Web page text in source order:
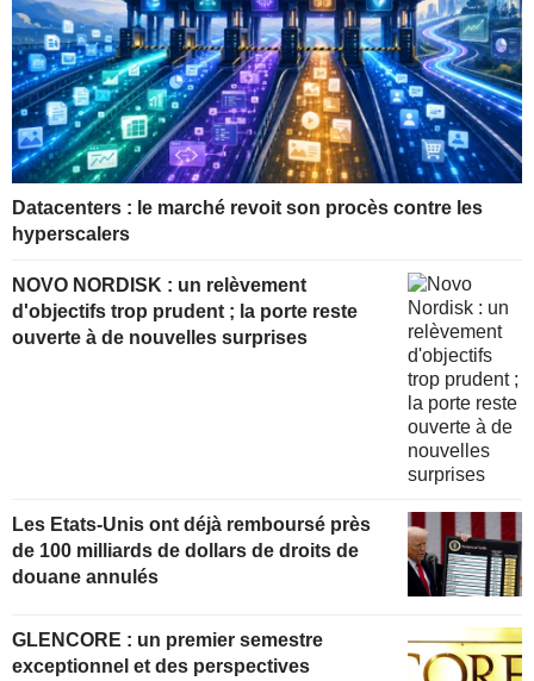
Datacenters : le marché revoit son procès contre les
hyperscalers
NOVO NORDISK : un relèvement
d'objectifs trop prudent ; la porte reste
ouverte à de nouvelles surprises
Les Etats-Unis ont déjà remboursé près
de 100 milliards de dollars de droits de
douane annulés
GLENCORE : un premier semestre
exceptionnel et des perspectives